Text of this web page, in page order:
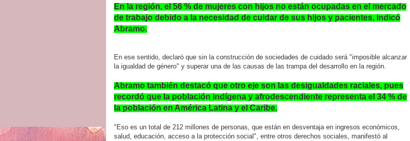
En la región, el 56 % de mujeres con hijos no están ocupadas en el mercado
de trabajo debido a la necesidad de cuidar de sus hijos y pacientes, indicó
Abramo.
En ese sentido, declaró que sin la construcción de sociedades de cuidado será "imposible alcanzar
la igualdad de género" y superar una de las causas de las trampa del desarrollo en la región.
Abramo también destacó que otro eje son las desigualdades raciales, pues
recordó que la población indígena y afrodescendiente representa el 34 % de
la población en América Latina y el Caribe.
"Eso es un total de 212 millones de personas, que están en desventaja en ingresos económicos,
salud, educación, acceso a la protección social", entre otros derechos sociales, manifestó al